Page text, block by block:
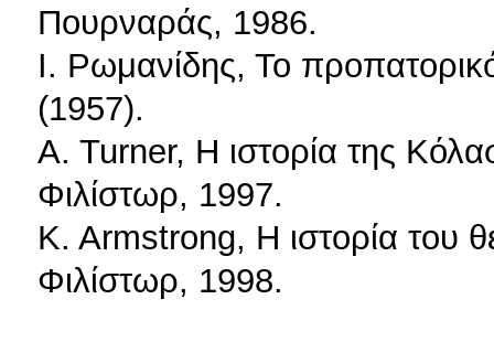
Πουρναράς, 1986.
Ι. Ρωμανίδης, Το
(1957).
A. Turner, Η ιστορία της
Φιλίστωρ, 1997.
K. Armstrong, Η ιστορία του
Φιλίστωρ, 1998.